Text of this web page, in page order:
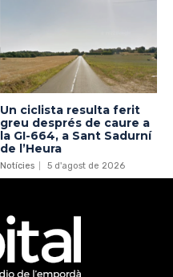
Un ciclista resulta ferit
greu després de caure a
la GI-664, a Sant Sadurní
de l’Heura
Notícies 5 d'agost de 2026